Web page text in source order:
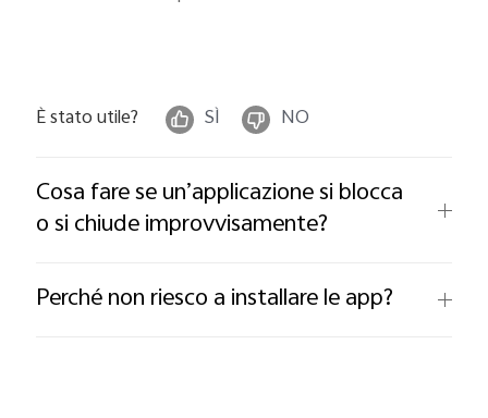
È stato utile? SÌ NO
Cosa fare se un’applicazione si blocca
o si chiude improvvisamente?
Perché non riesco a installare le app?